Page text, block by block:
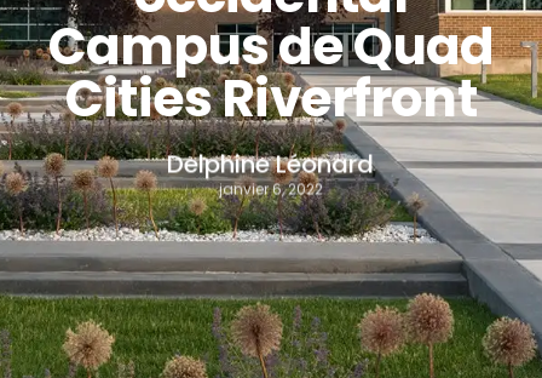
Campus de Quad
Cities Riverfront
Delphine Léonard
janvier 6, 2022